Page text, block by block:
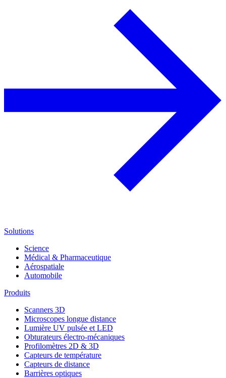
Solutions
Science
Médical & Pharmaceutique
Aérospatiale
Automobile
Produits
Scanners 3D
Microscopes longue distance
Lumière UV pulsée et LED
Obturateurs électro-mécaniques
Profilomètres 2D & 3D
Capteurs de température
Capteurs de distance
Barrières optiques